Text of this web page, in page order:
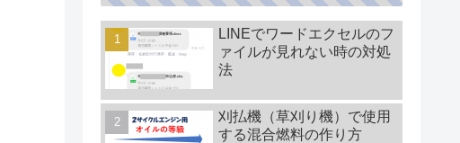
LINEでワードエクセルのフ
ァイルが見れない時の対処
法
刈払機（草刈り機）で使用
する混合燃料の作り方